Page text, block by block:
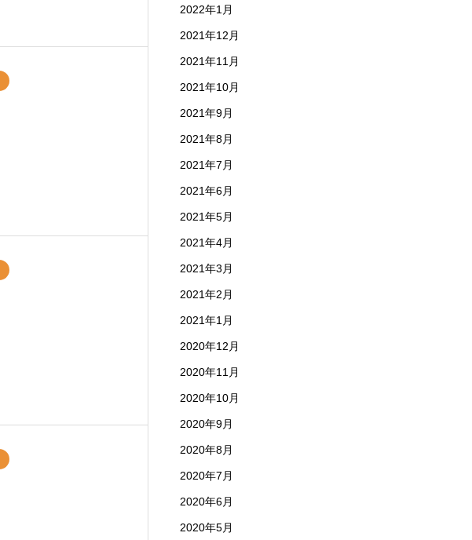
2022年1月
2021年12月
2021年11月
2021年10月
2021年9月
2021年8月
2021年7月
2021年6月
2021年5月
2021年4月
2021年3月
2021年2月
2021年1月
2020年12月
2020年11月
2020年10月
2020年9月
2020年8月
2020年7月
2020年6月
2020年5月